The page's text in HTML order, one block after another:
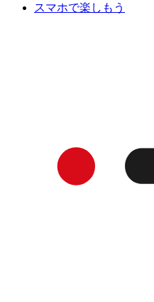
スマホで楽しもう